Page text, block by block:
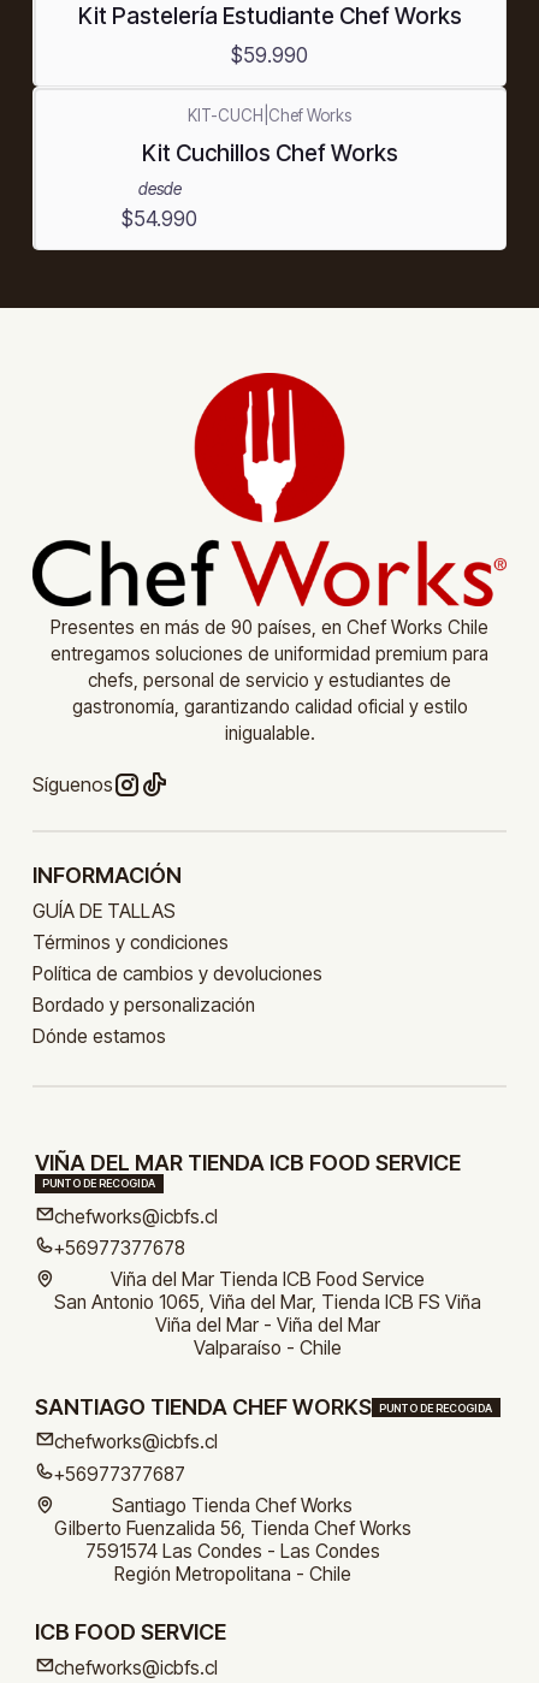
Kit Pastelería Estudiante Chef Works
$59.990
KIT-CUCH Chef Works
Kit Cuchillos Chef Works
desde
$54.990
Presentes en más de 90 países, en Chef Works Chile
entregamos soluciones de uniformidad premium para
chefs, personal de servicio y estudiantes de
gastronomía, garantizando calidad oficial y estilo
inigualable.
Síguenos
INFORMACIÓN
GUÍA DE TALLAS
Términos y condiciones
Política de cambios y devoluciones
Bordado y personalización
Dónde estamos
VIÑA DEL MAR TIENDA ICB FOOD SERVICE
PUNTO DE RECOGIDA
chefworks@icbfs.cl
+56977377678
Viña del Mar Tienda ICB Food Service
San Antonio 1065, Viña del Mar, Tienda ICB FS Viña
Viña del Mar - Viña del Mar
Valparaíso - Chile
SANTIAGO TIENDA CHEF WORKS PUNTO DE RECOGIDA
chefworks@icbfs.cl
+56977377687
Santiago Tienda Chef Works
Gilberto Fuenzalida 56, Tienda Chef Works
7591574 Las Condes - Las Condes
Región Metropolitana - Chile
ICB FOOD SERVICE
chefworks@icbfs.cl